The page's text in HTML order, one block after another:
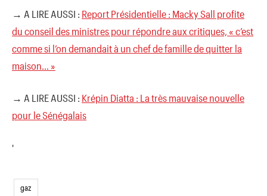
→ A LIRE AUSSI : Report Présidentielle : Macky Sall profite
du conseil des ministres pour répondre aux critiques, « c’est
comme si l’on demandait à un chef de famille de quitter la
maison… »
→ A LIRE AUSSI : Krépin Diatta : La très mauvaise nouvelle
pour le Sénégalais
'
gaz